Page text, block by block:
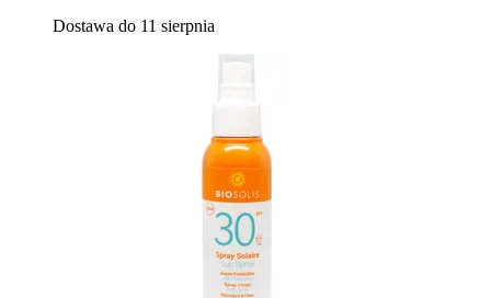
Dostawa do 11 sierpnia